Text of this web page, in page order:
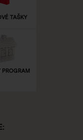
TAŠKY
PROGRAM